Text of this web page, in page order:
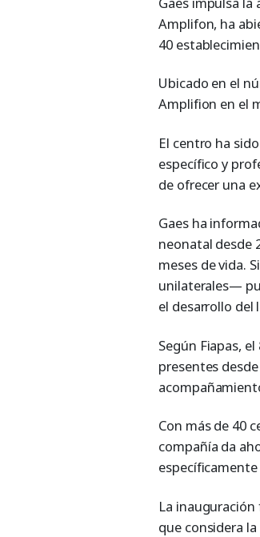
Amplifon, ha
40
Ubicado en el
Amplifion en el
El centro ha
específico y
de ofrecer una
Gaes ha
neonatal desde
meses de vida.
unilaterales—
el desarrollo del
Según Fiapas,
presentes
Con más de 40
compañía da
La
que considera